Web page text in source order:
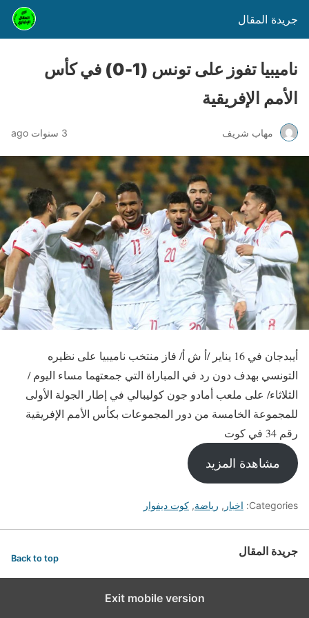
جريدة المقال
ناميبيا تفوز على تونس (1-0) في كأس
الأمم الإفريقية
مهاب شريف 3 سنوات ago
أيبدجان في 16 يناير /أ ش أ/ فاز منتخب ناميبيا على نظيره
التونسي بهدف دون رد في المباراة التي جمعتهما مساء اليوم /
الثلاثاء/ على ملعب أمادو جون كوليبالي في إطار الجولة الأولى
للمجموعة الخامسة من دور المجموعات بكأس الأمم الإفريقية
رقم 34 في كوت
مشاهدة المزيد
Categories: اخبار , رياضة, كوت ديفوار
جريدة المقال Back to top
Exit mobile version